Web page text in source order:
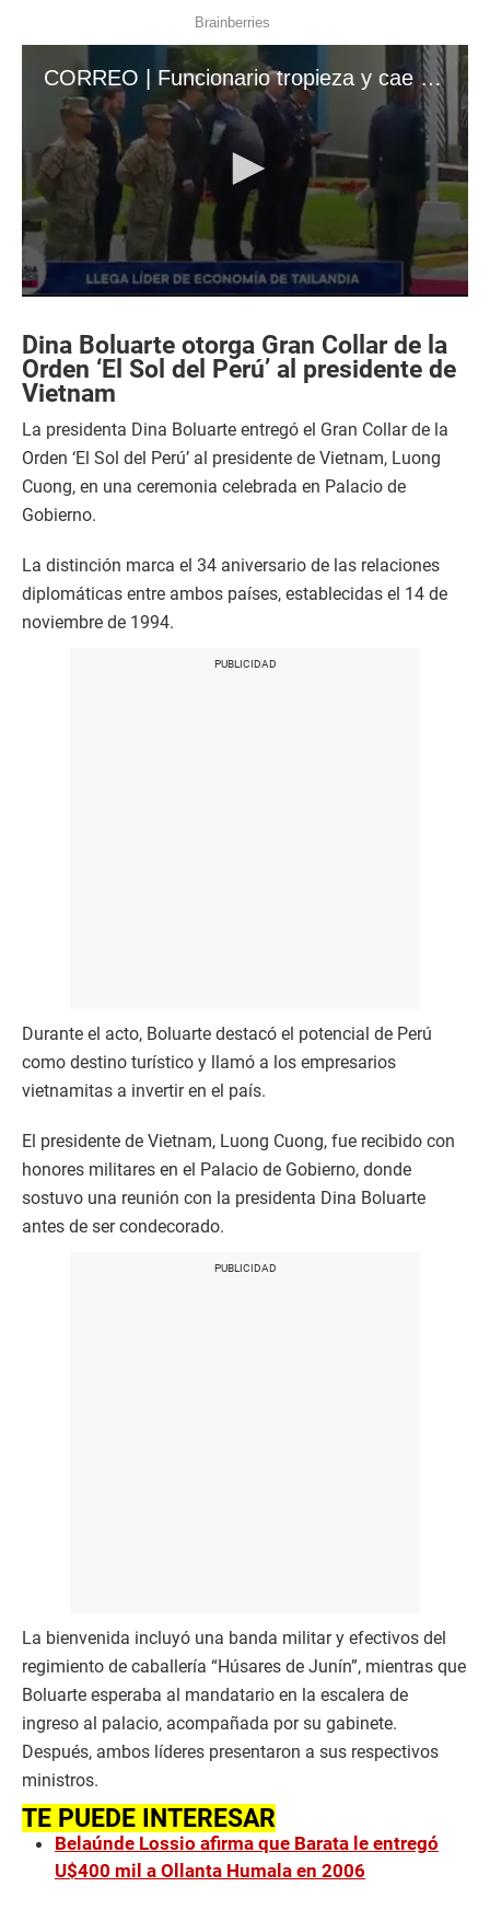
CORREO | Funcionario tropieza y cae durante bienvenida a la primera ministra de Tailandia en Lima
e
c
o
n
s
f
1
m
i
t
e
,
1
Dina Boluarte otorga Gran Collar de la
Orden ‘El Sol del Perú’ al presidente de
Vietnam
La presidenta Dina Boluarte entregó el Gran Collar de la
Orden ‘El Sol del Perú’ al presidente de Vietnam, Luong
Cuong, en una ceremonia celebrada en Palacio de
Gobierno.
La distinción marca el 34 aniversario de las relaciones
diplomáticas entre ambos países, establecidas el 14 de
noviembre de 1994.
Durante el acto, Boluarte destacó el potencial de Perú
como destino turístico y llamó a los empresarios
vietnamitas a invertir en el país.
El presidente de Vietnam, Luong Cuong, fue recibido con
honores militares en el Palacio de Gobierno, donde
sostuvo una reunión con la presidenta Dina Boluarte
antes de ser condecorado.
La bienvenida incluyó una banda militar y efectivos del
regimiento de caballería “Húsares de Junín”, mientras que
Boluarte esperaba al mandatario en la escalera de
ingreso al palacio, acompañada por su gabinete.
Después, ambos líderes presentaron a sus respectivos
ministros.
TE PUEDE INTERESAR
Belaúnde Lossio afirma que Barata le entregó
U$400 mil a Ollanta Humala en 2006